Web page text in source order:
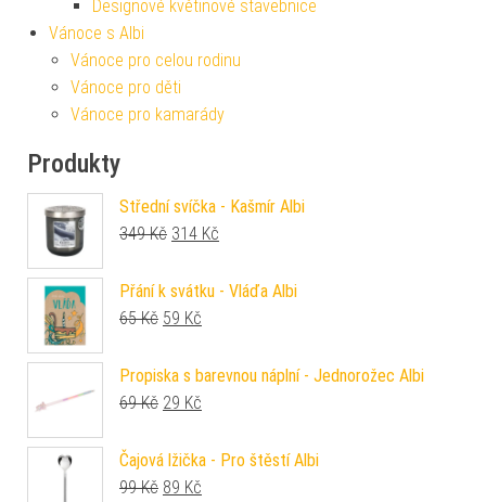
Designové květinové stavebnice
Vánoce s Albi
Vánoce pro celou rodinu
Vánoce pro děti
Vánoce pro kamarády
Produkty
Střední svíčka - Kašmír Albi
349Kč Původní cena byla: 349 Kč.
314 Kč
Přání k svátku - Vláďa Albi
65Kč Původní cena byla: 65 Kč.
59 Kč
Propiska s barevnou náplní - Jednorožec Albi
69Kč Původní cena byla: 69 Kč.
29 Kč
Čajová lžička - Pro štěstí Albi
99Kč Původní cena byla: 99 Kč.
89 Kč